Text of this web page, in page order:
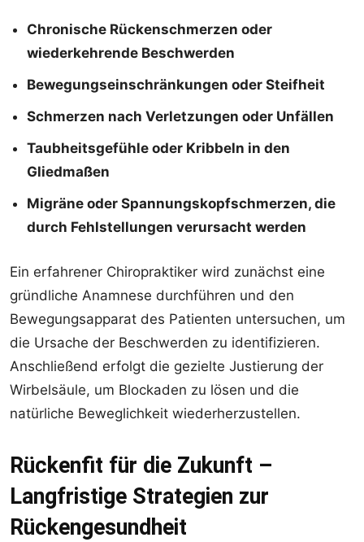
Chronische Rückenschmerzen oder
wiederkehrende Beschwerden
Bewegungseinschränkungen oder Steifheit
Schmerzen nach Verletzungen oder Unfällen
Taubheitsgefühle oder Kribbeln in den
Gliedmaßen
Migräne oder Spannungskopfschmerzen, die
durch Fehlstellungen verursacht werden
Ein erfahrener Chiropraktiker wird zunächst eine
gründliche Anamnese durchführen und den
Bewegungsapparat des Patienten untersuchen, um
die Ursache der Beschwerden zu identifizieren.
Anschließend erfolgt die gezielte Justierung der
Wirbelsäule, um Blockaden zu lösen und die
natürliche Beweglichkeit wiederherzustellen.
Rückenfit für die Zukunft –
Langfristige Strategien zur
Rückengesundheit